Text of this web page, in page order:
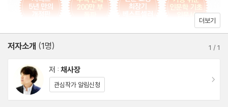
로 신의 역할을 완벽하게 대체했다. 이성은 신이 독점했던 두 가지
역할을 충분히 대신할 수 있었다. 우선 이성은 현실적 물음에 답을
준다. 우리는 진화의 과정을 거쳐 여기에 왔으며, 다른 생물종들과
력이라는 힘 때문이고, 힘은 질량과 가속도의 곱으로 표현할 수 있
다. 이 중력은 만유인력의 다른 표현인데, 만유인력은 우주 전체의
생산수단은 왕과 노예를 만들었다
계급은 더욱 세분화되었다
더보기
저자소개 (1명) 1 /1
저 : 채사장
관심작가 알림신청